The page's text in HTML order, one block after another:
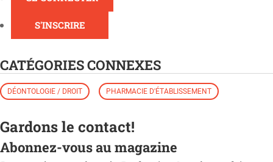
S'INSCRIRE
CATÉGORIES CONNEXES
DÉONTOLOGIE / DROIT PHARMACIE D'ÉTABLISSEMENT
Gardons le contact!
Abonnez-vous au magazine